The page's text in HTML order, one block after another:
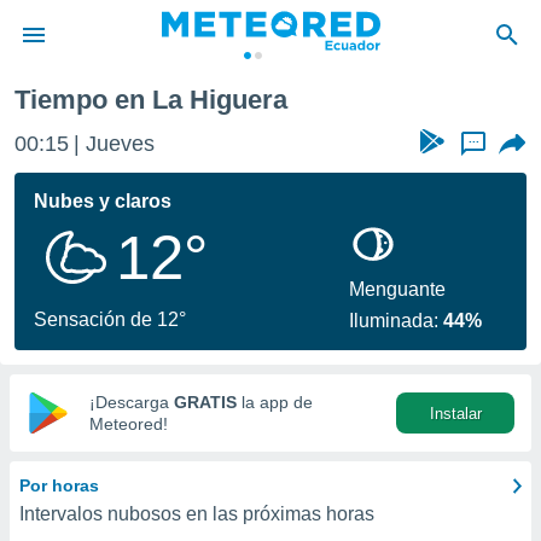
de
ha
calidad.
a este
las
y
digital
basada
Tiempo en La Higuera
00:15 Jueves ...
Nubes y claros
12°
Sensación de 12°
Menguante
Iluminada:44%
¡Descarga GRATIS la app de
Meteored!
Instalar
Por horas
Intervalos nubosos en las próximas horas